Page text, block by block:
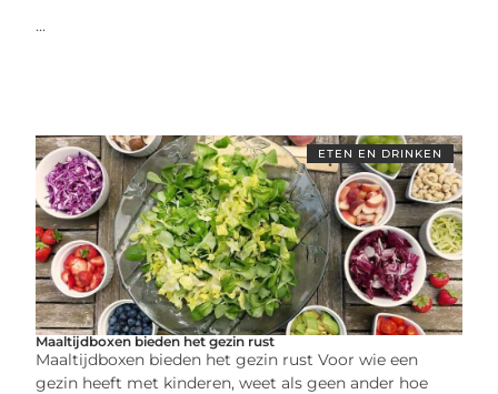
...
ETEN EN DRINKEN
Maaltijdboxen bieden het gezin rust
Maaltijdboxen bieden het gezin rust Voor wie een
gezin heeft met kinderen, weet als geen ander hoe